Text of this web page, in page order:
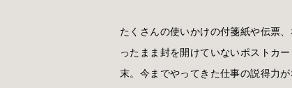
たくさんの使いかけの付箋紙や伝票
ったまま封を開けていないポストカ
末。今までやってきた仕事の説得力